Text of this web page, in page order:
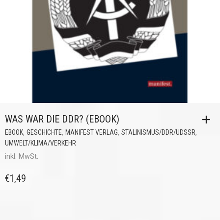
WAS WAR DIE DDR? (EBOOK)
EBOOK, GESCHICHTE, MANIFEST VERLAG, STALINISMUS/DDR/UDSSR,
UMWELT/KLIMA/VERKEHR
inkl. MwSt.
€1,49